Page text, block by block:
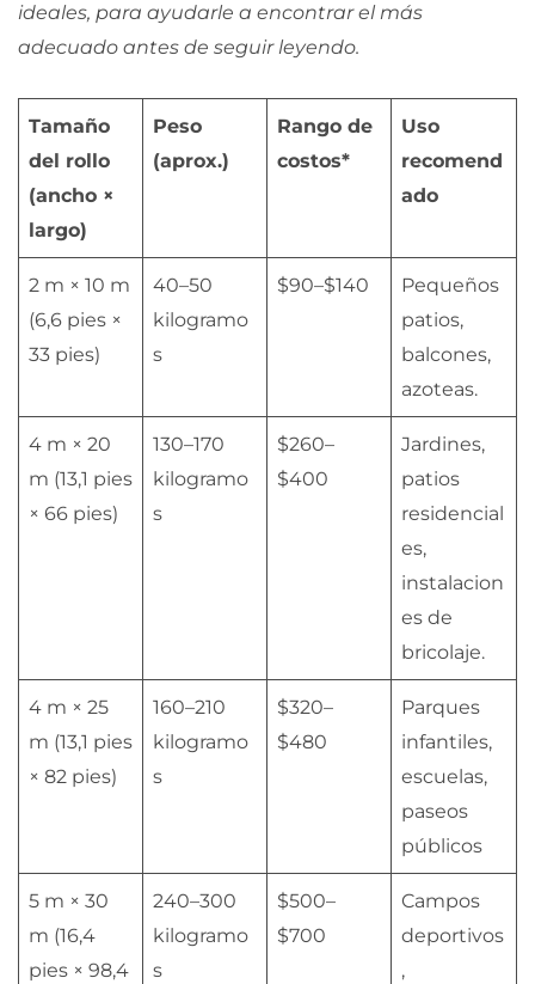
ideales, para ayudarle a encontrar el más
adecuado antes de seguir leyendo.
Tamaño
del rollo
(ancho ×
largo)
Peso
(aprox.)
Rango de
costos*
Uso
recomend
ado
2 m × 10 m
(6,6 pies ×
33 pies)
40–50
kilogramo
s
$90–$140
Pequeños
patios,
balcones,
azoteas.
4 m × 20
m (13,1 pies
× 66 pies)
130–170
kilogramo
s
$260–
$400
Jardines,
patios
residencial
es,
instalacion
es de
bricolaje.
4 m × 25
m (13,1 pies
× 82 pies)
160–210
kilogramo
s
$320–
$480
Parques
infantiles,
escuelas,
paseos
públicos
5 m × 30
m (16,4
pies × 98,4
240–300
kilogramo
s
$500–
$700
Campos
deportivos
,